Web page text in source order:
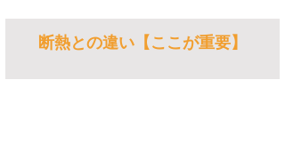
断熱との違い【ここが重要】